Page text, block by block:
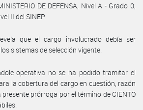
DE DEFENSA, Nivel A - Grado 0,
II del SINEP.
que el cargo involucrado debía ser
sistemas de selección vigente.
operativa no se ha podido tramitar el
la cobertura del cargo en cuestión, razón
prórroga por el término de CIENTO